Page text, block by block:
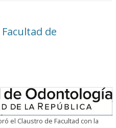
de
el Claustro de Facultad con la